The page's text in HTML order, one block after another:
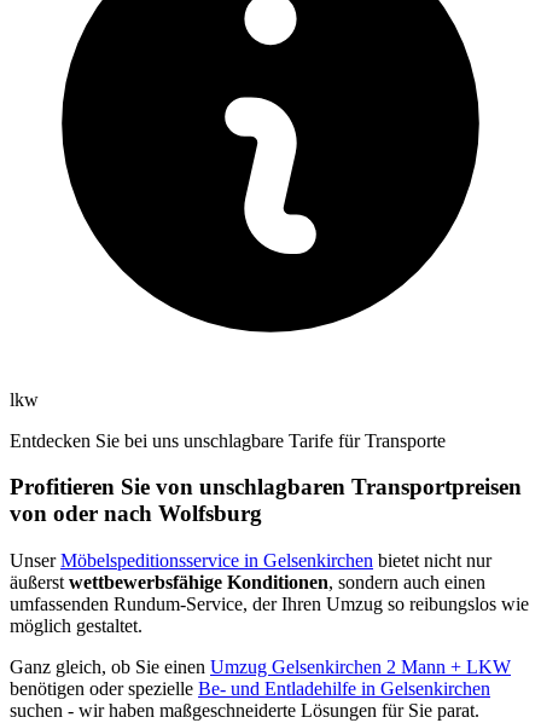
lkw
Entdecken Sie bei uns unschlagbare Tarife für Transporte
Profitieren Sie von unschlagbaren Transportpreisen
von oder nach Wolfsburg
UnserMöbelspeditionsservice in Gelsenkirchen bietet nicht nur
äußerst wettbewerbsfähige Konditionen, sondern auch einen
umfassenden Rundum-Service, der Ihren Umzug so reibungslos wie
möglich gestaltet.
Ganz gleich, ob Sie einen Umzug Gelsenkirchen 2 Mann + LKW
benötigen oder spezielle Be- und Entladehilfe in Gelsenkirchen
suchen - wir haben maßgeschneiderte Lösungen für Sie parat.